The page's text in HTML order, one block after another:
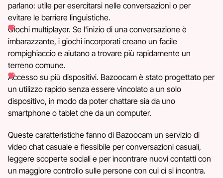
parlano: utile per esercitarsi nelle conversazioni o per
evitare le barriere linguistiche.
Giochi multiplayer. Se l'inizio di una conversazione è
imbarazzante, i giochi incorporati creano un facile
rompighiaccio e aiutano a trovare più rapidamente un
terreno comune.
Accesso su più dispositivi. Bazoocam è stato progettato per
un utilizzo rapido senza essere vincolato a un solo
dispositivo, in modo da poter chattare sia da uno
smartphone o tablet che da un computer.
Queste caratteristiche fanno di Bazoocam un servizio di
video chat casuale e flessibile per conversazioni casuali,
leggere scoperte sociali e per incontrare nuovi contatti con
un maggiore controllo sulle persone con cui ci si incontra.